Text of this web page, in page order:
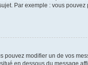
Par exemple : vous
pouvez modifier un de vos
en dessous du message